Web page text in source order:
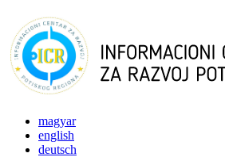
magyar
english
deutsch